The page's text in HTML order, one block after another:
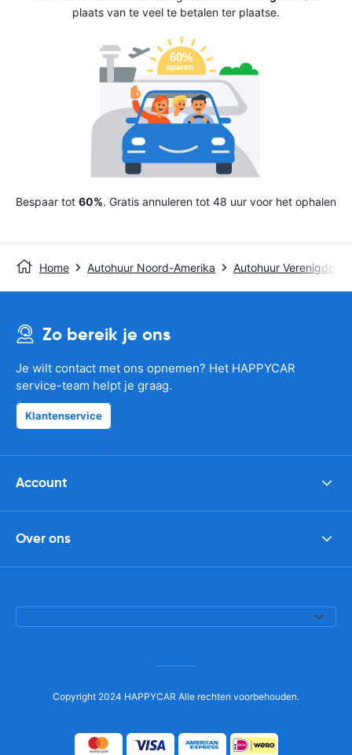
plaats van te veel te betalen ter plaatse.
Bespaar tot 60%. Gratis annuleren tot 48 uur voor het ophalen
Home Autohuur Noord-Amerika Autohuur Verenigde
Zo bereik je ons
Je wilt contact met ons opnemen? Het HAPPYCAR
service-team helpt je graag.
Klantenservice
Account
Over ons
Copyright 2024 HAPPYCAR Alle rechten voorbehouden.